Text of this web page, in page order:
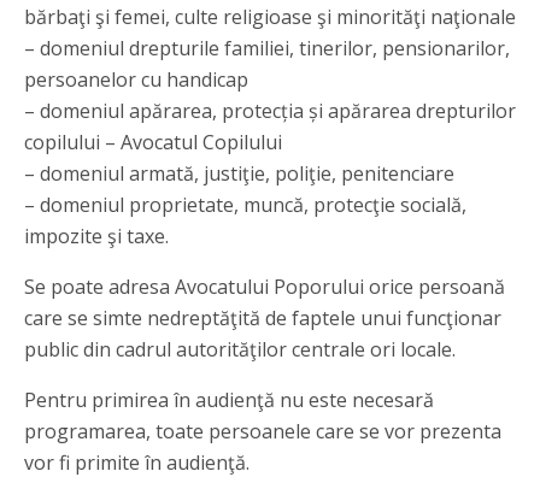
bărbaţi şi femei, culte religioase şi minorităţi naţionale
– domeniul drepturile familiei, tinerilor, pensionarilor,
persoanelor cu handicap
– domeniul apărarea, protecția și apărarea drepturilor
copilului – Avocatul Copilului
– domeniul armată, justiţie, poliţie, penitenciare
– domeniul proprietate, muncă, protecţie socială,
impozite şi taxe.
Se poate adresa Avocatului Poporului orice persoană
care se simte nedreptăţită de faptele unui funcţionar
public din cadrul autorităţilor centrale ori locale.
Pentru primirea în audienţă nu este necesară
programarea, toate persoanele care se vor prezenta
vor fi primite în audienţă.